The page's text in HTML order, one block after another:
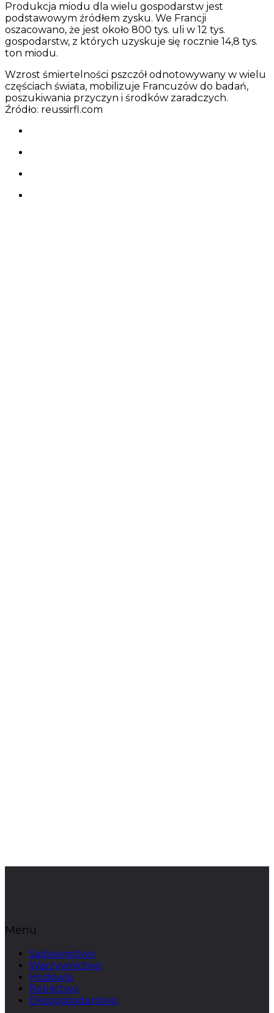
Produkcja miodu dla wielu gospodarstw jest
podstawowym źródłem zysku. We Francji
oszacowano, że jest około 800 tys. uli w 12 tys.
gospodarstw, z których uzyskuje się rocznie 14,8 tys.
ton miodu.
Wzrost śmiertelności pszczół odnotowywany w wielu
częściach świata, mobilizuje Francuzów do badań,
poszukiwania przyczyn i środków zaradczych.
Źródło: reussirfl.com
Menu
Sadownictwo
Warzywnictwo
Hodowla
Rolnictwo
Ekogospodarstwo